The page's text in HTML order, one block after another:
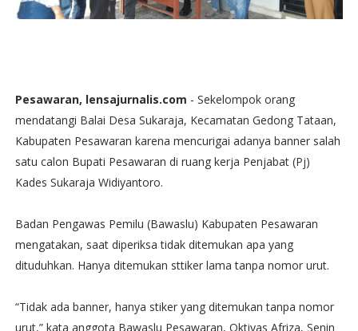
Pesawaran, lensajurnalis.com - Sekelompok orang
mendatangi Balai Desa Sukaraja, Kecamatan Gedong Tataan,
Kabupaten Pesawaran karena mencurigai adanya banner salah
satu calon Bupati Pesawaran di ruang kerja Penjabat (Pj)
Kades Sukaraja Widiyantoro.
Badan Pengawas Pemilu (Bawaslu) Kabupaten Pesawaran
mengatakan, saat diperiksa tidak ditemukan apa yang
dituduhkan. Hanya ditemukan sttiker lama tanpa nomor urut.
“Tidak ada banner, hanya stiker yang ditemukan tanpa nomor
urut,” kata anggota Bawaslu Pesawaran, Oktiyas Afriza, Senin